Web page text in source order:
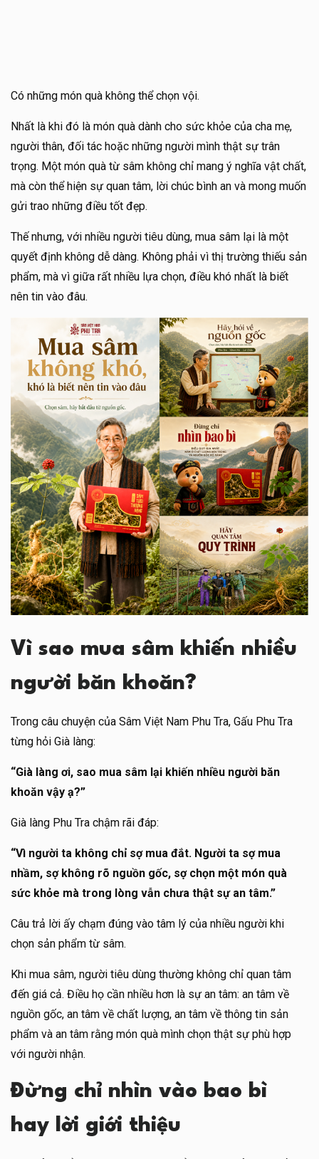
Có những món quà không thể chọn vội.
Nhất là khi đó là món quà dành cho sức khỏe của cha mẹ,
người thân, đối tác hoặc những người mình thật sự trân
trọng. Một món quà từ sâm không chỉ mang ý nghĩa vật chất,
mà còn thể hiện sự quan tâm, lời chúc bình an và mong muốn
gửi trao những điều tốt đẹp.
Thế nhưng, với nhiều người tiêu dùng, mua sâm lại là một
quyết định không dễ dàng. Không phải vì thị trường thiếu sản
phẩm, mà vì giữa rất nhiều lựa chọn, điều khó nhất là biết
nên tin vào đâu.
Vì sao mua sâm khiến nhiều
người băn khoăn?
Trong câu chuyện của Sâm Việt Nam Phu Tra, Gấu Phu Tra
từng hỏi Già làng:
“Già làng ơi, sao mua sâm lại khiến nhiều người băn
khoăn vậy ạ?”
Già làng Phu Tra chậm rãi đáp:
“Vì người ta không chỉ sợ mua đắt. Người ta sợ mua
nhầm, sợ không rõ nguồn gốc, sợ chọn một món quà
sức khỏe mà trong lòng vẫn chưa thật sự an tâm.”
Câu trả lời ấy chạm đúng vào tâm lý của nhiều người khi
chọn sản phẩm từ sâm.
Khi mua sâm, người tiêu dùng thường không chỉ quan tâm
đến giá cả. Điều họ cần nhiều hơn là sự an tâm: an tâm về
nguồn gốc, an tâm về chất lượng, an tâm về thông tin sản
phẩm và an tâm rằng món quà mình chọn thật sự phù hợp
với người nhận.
Đừng chỉ nhìn vào bao bì
hay lời giới thiệu